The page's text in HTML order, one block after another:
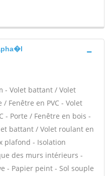
- Volet battant / Volet
Fenêtre en PVC - Volet
- Porte / Fenêtre en bois -
battant / Volet roulant en
plafond - Isolation
des murs intérieurs -
- Papier peint - Sol souple